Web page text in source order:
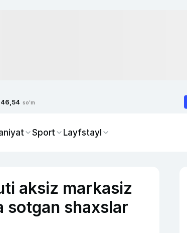
so'm
Sport Layfstayl
aksiz markasiz
sotgan shaxslar